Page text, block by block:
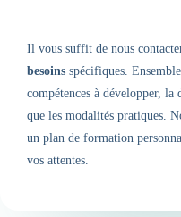
Il vous suffit de nous
besoins spécifiques.
compétences à développer,
que les modalités pratiques.
un plan de formation
vos attentes.